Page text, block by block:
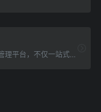
飞书——先进企业协作与管理平台，不仅一站式整合及时沟通、智能日历、音视频会议、飞书文档、云盘等办公协作套件，更提供飞书OKR、飞书招聘、飞书绩效等组织管理产品，让目标更清晰，信息流动更顺畅，每一个人工作更高效更愉悦。先进团队，先用飞书。